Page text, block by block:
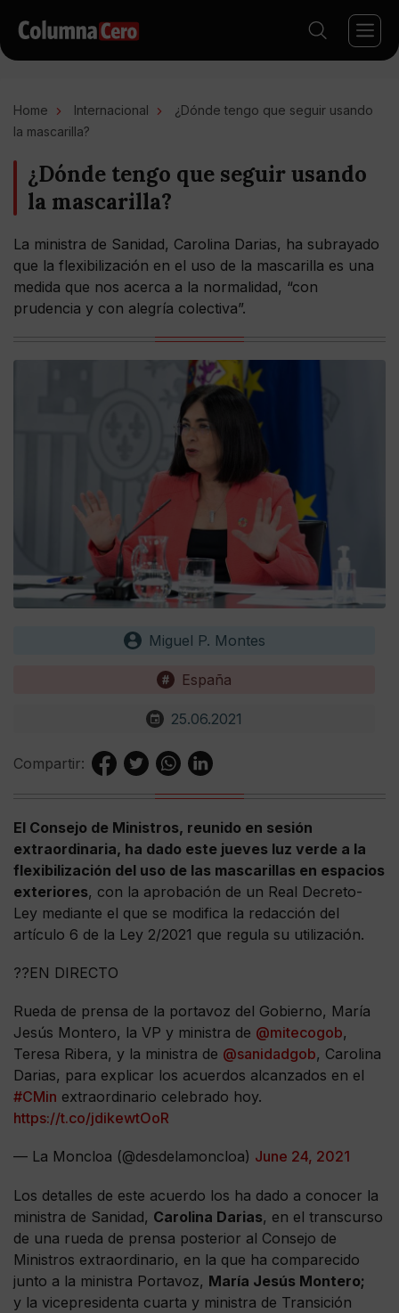
Home Internacional
¿Dónde tengo que seguir usando
la mascarilla?
¿Dónde tengo que seguir usando
la mascarilla?
La ministra de Sanidad, Carolina Darias, ha subrayado
que la flexibilización en el uso de la mascarilla es una
medida que nos acerca a la normalidad, “con
prudencia y con alegría colectiva”.
Miguel P. Montes
España
25.06.2021
Compartir:
El Consejo de Ministros, reunido en sesión
extraordinaria, ha dado este jueves luz verde a la
flexibilización del uso de las mascarillas en espacios
exteriores, con la aprobación de un Real Decreto-
Ley mediante el que se modifica la redacción del
artículo 6 de la Ley 2/2021 que regula su utilización.
??EN DIRECTO
Rueda de prensa de la portavoz del Gobierno, María
Jesús Montero, la VP y ministra de @mitecogob,
Teresa Ribera, y la ministra de @sanidadgob, Carolina
Darias, para explicar los acuerdos alcanzados en el
#CMin extraordinario celebrado hoy.
https://t.co/jdikewtOoR
— La Moncloa (@desdelamoncloa) June 24, 2021
Los detalles de este acuerdo los ha dado a conocer la
ministra de Sanidad, Carolina Darias, en el transcurso
de una rueda de prensa posterior al Consejo de
Ministros extraordinario, en la que ha comparecido
junto a la ministra Portavoz, María Jesús Montero;
y la vicepresidenta cuarta y ministra de Transición